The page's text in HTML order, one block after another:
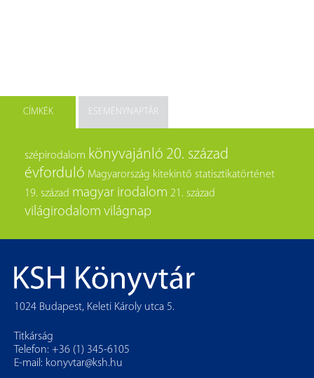
CÍMKÉK ESEMÉNYNAPTÁR
szépirodalom könyvajánló 20. század
évforduló Magyarország kitekintő statisztikatörténet
19. század magyar irodalom 21. század
világirodalom világnap
1024 Budapest, Keleti Károly utca 5.
Titkárság
Telefon: +36 (1) 345-6105
E-mail: konyvtar@ksh.hu